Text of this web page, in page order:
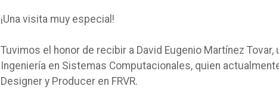
¡Una visita muy especial!
Tuvimos el honor de recibir a David Eugenio Martínez
Ingeniería en Sistemas Computacionales, quien
Designer y Producer en FRVR.